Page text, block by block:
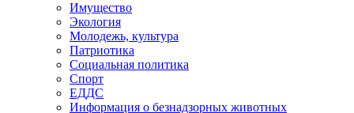
Имущество
Экология
Молодежь, культура
Патриотика
Социальная политика
Спорт
ЕДДС
Информация о безнадзорных животных